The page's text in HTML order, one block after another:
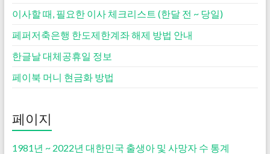
이사할 때, 필요한 이사 체크리스트 (한달 전 ~ 당일)
페퍼저축은행 한도제한계좌 해제 방법 안내
한글날 대체공휴일 정보
페이북 머니 현금화 방법
페이지
1981년 ~ 2022년 대한민국 출생아 및 사망자 수 통계